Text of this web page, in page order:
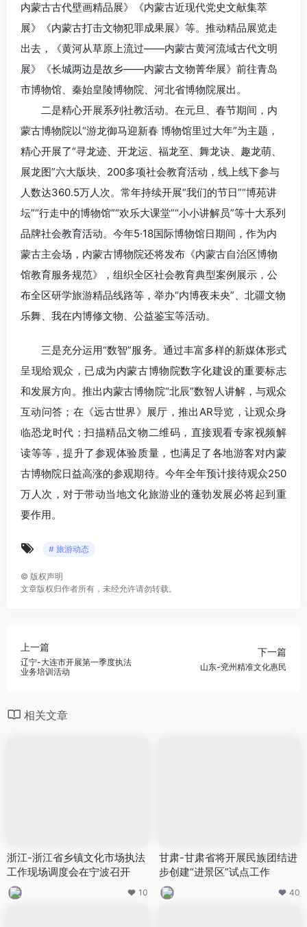
内蒙古古代壁画精品展》《内蒙古近现代党史文献集萃
展》《内蒙古打击文物犯罪成果展》等。推动精品展览走
出去，《黄河从草原上流过——内蒙古黄河流域古代文明
展》《长城两边是故乡——内蒙古文物菁华展》前往青岛
市博物馆、秦始皇陵博物院、河北省博物院展出。
二是精心开展系列社教活动。在元旦、春节期间，内
蒙古博物院以“游龙御马迎新春 博物馆里过大年”为主题，
精心开展了“寻龙迹、开龙运、福龙至、舞龙诀、趣龙萌、
展龙图”六大版块、200多项社会教育活动，线上线下参与
人数达360.5万人次。常年持续开展“我们的节日”“博苑讲
坛”“行走中的博物馆”“欢乐大课堂”“小小讲解员”等十大系列
品牌社会教育活动。今年5·18国际博物馆日期间，作为内
蒙古主会场，内蒙古博物院还将发布《内蒙古自治区博物
馆教育服务规范》，组织全区社会教育典型案例展示，公
布全区研学旅游精品线路等，举办“内博夜未央”、北疆文物
乐舞、我在内博修文物、公益鉴宝等活动。
三是充分运用“数智”服务。通过丰富多样的新媒体形式
呈现给观众，已成为内蒙古博物院数字化建设的重要标志
和发展方向。推出内蒙古博物院“北辰”数智人讲解，与观众
互动问答；在《远古世界》展厅，推出AR导览，让观众身
临恐龙时代；扫描精品文物二维码，直接观看专家视频解
读等等，提升了参观体验质量，也满足了各地游客对内蒙
古博物院日益高涨的参观期待。今年全年预计接待观众250
万人次，对于带动当地文化旅游业的蓬勃发展必将起到重
要作用。
# 旅游动态
© 版权声明
文章版权归作者所有，未经允许请勿转载。
上一篇
辽宁-大连市开展第一季度执法
业务培训活动
下一篇
山东-兖州精准文化惠民
相关文章
浙江-浙江省乡镇文化市场执法
工作现场调度会在宁波召开
10
甘肃-甘肃省将开展民族团结进
步创建“进景区”试点工作
40